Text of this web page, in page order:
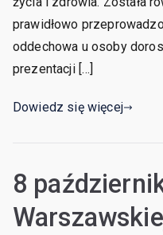
prawidłowo
oddechowa u osoby
prezentacji […]
Dowiedz się więcej
8